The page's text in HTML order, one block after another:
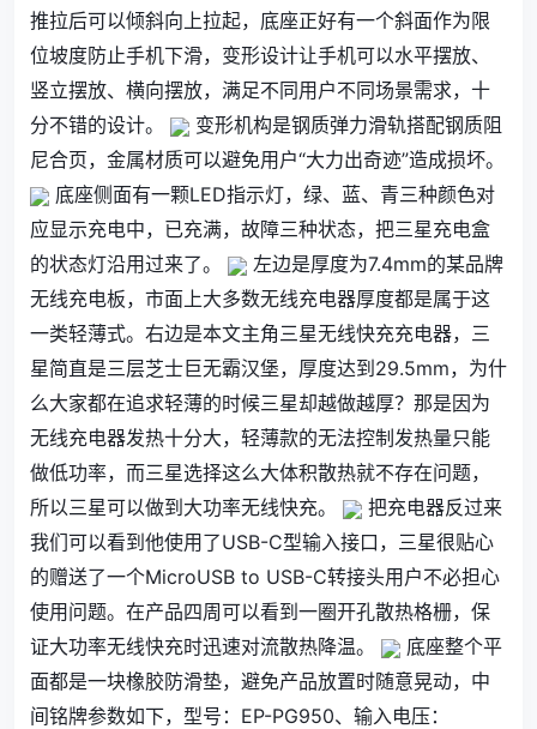
推拉后可以倾斜向上拉起，底座正好有一个斜面作为限
位坡度防止手机下滑，变形设计让手机可以水平摆放、
竖立摆放、横向摆放，满足不同用户不同场景需求，十
分不错的设计。
变形机构是钢质弹力滑轨搭配钢质阻
尼合页，金属材质可以避免用户“大力出奇迹”造成损坏。
底座侧面有一颗LED指示灯，绿、蓝、青三种颜色对
应显示充电中，已充满，故障三种状态，把三星充电盒
的状态灯沿用过来了。
左边是厚度为7.4mm的某品牌
无线充电板，市面上大多数无线充电器厚度都是属于这
一类轻薄式。右边是本文主角三星无线快充充电器，三
星简直是三层芝士巨无霸汉堡，厚度达到29.5mm，为什
么大家都在追求轻薄的时候三星却越做越厚？那是因为
无线充电器发热十分大，轻薄款的无法控制发热量只能
做低功率，而三星选择这么大体积散热就不存在问题，
所以三星可以做到大功率无线快充。
把充电器反过来
我们可以看到他使用了USB-C型输入接口，三星很贴心
的赠送了一个MicroUSB to USB-C转接头用户不必担心
使用问题。在产品四周可以看到一圈开孔散热格栅，保
证大功率无线快充时迅速对流散热降温。
底座整个平
面都是一块橡胶防滑垫，避免产品放置时随意晃动，中
间铭牌参数如下，型号：EP-PG950、输入电压：